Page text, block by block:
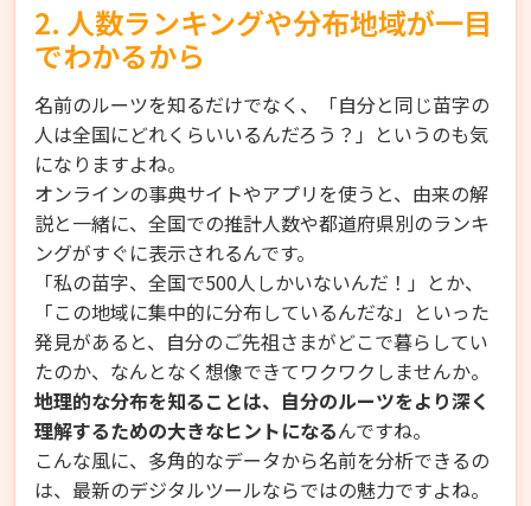
2. 人数ランキングや分布地域が一目
でわかるから
名前のルーツを知るだけでなく、「自分と同じ苗字の
人は全国にどれくらいいるんだろう？」というのも気
になりますよね。
オンラインの事典サイトやアプリを使うと、由来の解
説と一緒に、全国での推計人数や都道府県別のランキ
ングがすぐに表示されるんです。
「私の苗字、全国で500人しかいないんだ！」とか、
「この地域に集中的に分布しているんだな」といった
発見があると、自分のご先祖さまがどこで暮らしてい
たのか、なんとなく想像できてワクワクしませんか。
地理的な分布を知ることは、自分のルーツをより深く
理解するための大きなヒントになるんですね。
こんな風に、多角的なデータから名前を分析できるの
は、最新のデジタルツールならではの魅力ですよね。